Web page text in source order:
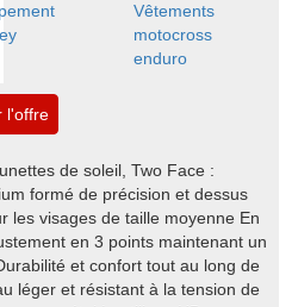
Vêtements
motocross
enduro
l'offre
de soleil, Two Face :
formé de précision et dessus
les visages de taille moyenne En
en 3 points maintenant un
et confort tout au long de
léger et résistant à la tension de